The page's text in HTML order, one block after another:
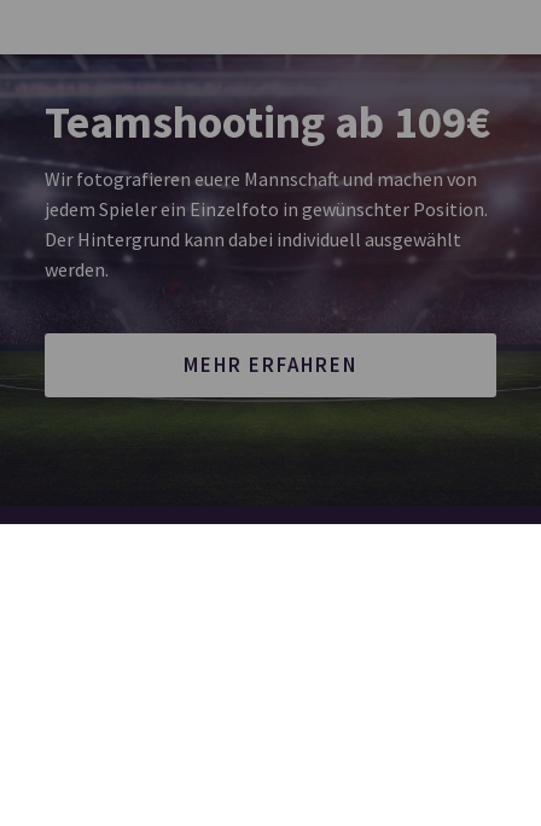
Teamshooting ab 109€
Wir fotografieren euere Mannschaft und machen von
jedem Spieler ein Einzelfoto in gewünschter Position.
Der Hintergrund kann dabei individuell ausgewählt
werden.
MEHR ERFAHREN